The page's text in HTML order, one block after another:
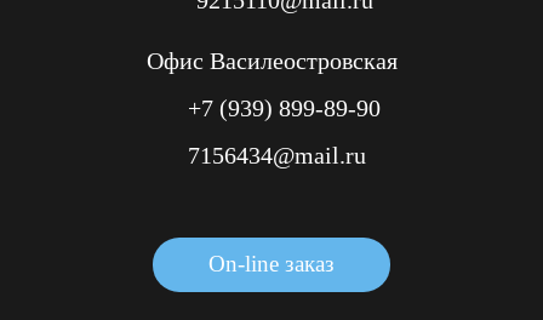
Офис Василеостровская
+7 (939) 899-89-90
7156434@mail.ru
On-line заказ
On-line заказ
On-line заказ